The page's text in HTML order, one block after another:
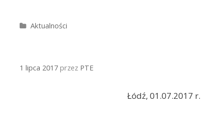
Kategorie
Aktualności
1 lipca 2017 przez PTE
Łódź, 01.07.2017 r.